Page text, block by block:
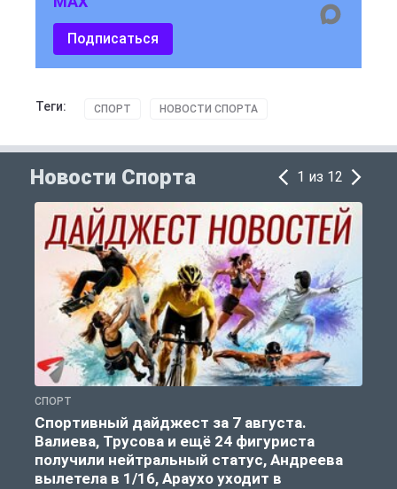
Подписаться
Теги: СПОРТ НОВОСТИ СПОРТА
Новости Спорта 1 из 12
СПОРТ
Спортивный дайджест за 7 августа.
Валиева, Трусова и ещё 24 фигуриста
получили нейтральный статус, Андреева
вылетела в 1/16, Араухо уходит в